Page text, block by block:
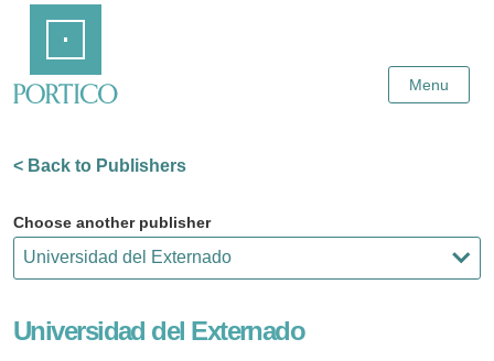
Content
Menu
< Back to Publishers
Choose another publisher
Universidad del Externado